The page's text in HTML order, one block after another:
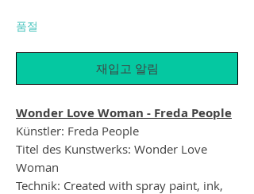
품절
재입고 알림
Wonder Love Woman - Freda People
Künstler: Freda People
Titel des Kunstwerks: Wonder Love
Woman
Technik: Created with spray paint, ink,